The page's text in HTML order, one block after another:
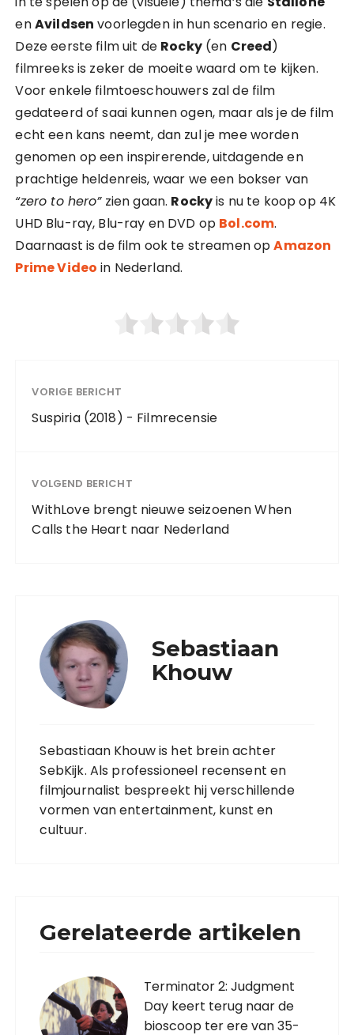
enAvildsen voorlegden in hun scenario en regie.
Deze eerste film uit de Rocky(en Creed)
filmreeks is zeker de moeite waard om te kijken.
Voor enkele filmtoeschouwers zal de film
gedateerd of saai kunnen ogen, maar als je de film
echt een kans neemt, dan zul je mee worden
genomen op een inspirerende, uitdagende en
prachtige heldenreis, waar we een bokser van
“zero to hero”zien gaan. Rockyis nu te koop op 4K
UHD Blu-ray, Blu-ray en DVD op Bol.com.
Daarnaast is de film ook te streamen opAmazon
Prime Video in Nederland.
VORIGE BERICHT
Suspiria (2018) - Filmrecensie
VOLGEND BERICHT
WithLove brengt nieuwe seizoenen When
Calls the Heart naar Nederland
Sebastiaan
Khouw
Sebastiaan Khouw is het brein achter
SebKijk. Als professioneel recensent en
filmjournalist bespreekt hij verschillende
vormen van entertainment, kunst en
cultuur.
Gerelateerde artikelen
Terminator 2: Judgment
Day keert terug naar de
bioscoop ter ere van 35-